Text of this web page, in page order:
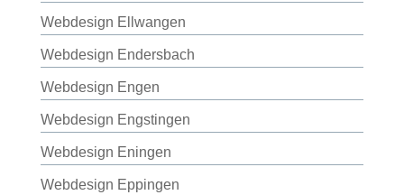
Webdesign Ellwangen
Webdesign Endersbach
Webdesign Engen
Webdesign Engstingen
Webdesign Eningen
Webdesign Eppingen